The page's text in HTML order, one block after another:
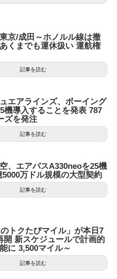
京/成田～ホノルル線は撤
くまでも運休扱い 運航権
記事を読む
エアラインズ、ボーイング
機導入することを発表 787
ズを発注
記事を読む
、エアバスA330neoを25機
万ドル規模の大型契約
記事を読む
トクたびマイル」が本日7
開 新スケジュールで計画的
に 3,500マイル～
記事を読む